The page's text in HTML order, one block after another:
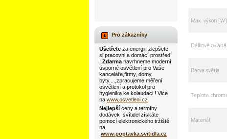
Max. výkon [W]
Dálkové
Barva světla
Teplota
Materiál
Pro zákazníky
Ušetřete za energii, zlepšete
si pracovni a domácí prostředí
! Zdarma navrhneme moderní
úsporné osvětlení pro Vaše
kanceláře,firmy, domy,
byty....,zpracujeme měření
osvětlení a protokol pro
hygienika ke kolaudaci ! Vice
na www.osvetleni.cz
Nejlepší ceny a termíny
dodávek svítidel získáte
pomocí elektronického tržiště
na
www.poptavka.svitidla.cz